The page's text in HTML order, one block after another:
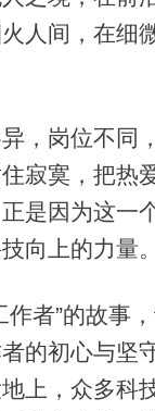
人间，在细
岗位不同
寂寞，把热
是因为这一
向上的力量。
者”的故事，
的初心与坚
上，众多科